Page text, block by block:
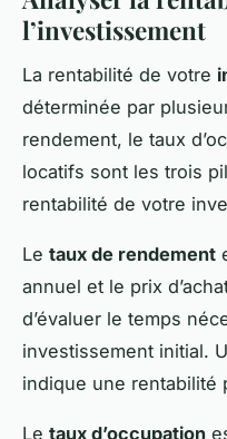
l’investissement
La rentabilité de votre
déterminée par
rendement, le taux
locatifs sont les trois
rentabilité de votre
Le taux de rendement
annuel et le prix
d’évaluer le temps
investissement initial.
indique une rentabilité
Le taux d’occupation